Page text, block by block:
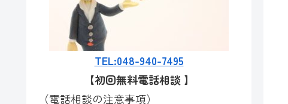
TEL:048-940-7495
【初回無料電話相談 】
（電話相談の注意事項）